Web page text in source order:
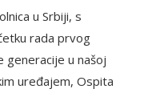
u Srbiji, s
rada prvog
generacije u našoj
uređajem, Ospita